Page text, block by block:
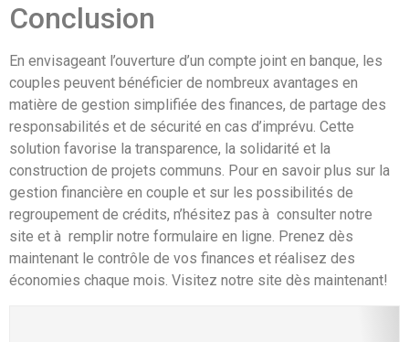
Conclusion
En envisageant l’ouverture d’un compte joint en banque, les
couples peuvent bénéficier de nombreux avantages en
matière de gestion simplifiée des finances, de partage des
responsabilités et de sécurité en cas d’imprévu. Cette
solution favorise la transparence, la solidarité et la
construction de projets communs. Pour en savoir plus sur la
gestion financière en couple et sur les possibilités de
regroupement de crédits, n’hésitez pas à consulter notre
site et à remplir notre formulaire en ligne. Prenez dès
maintenant le contrôle de vos finances et réalisez des
économies chaque mois. Visitez notre site dès maintenant!